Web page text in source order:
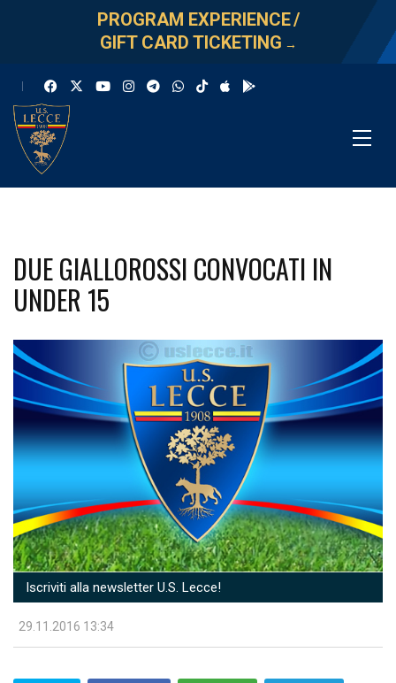
PROGRAM EXPERIENCE/
GIFT CARD TICKETING →
DUE GIALLOROSSI CONVOCATI IN
UNDER 15
Iscriviti alla newsletter U.S. Lecce!
29.11.2016 13:34